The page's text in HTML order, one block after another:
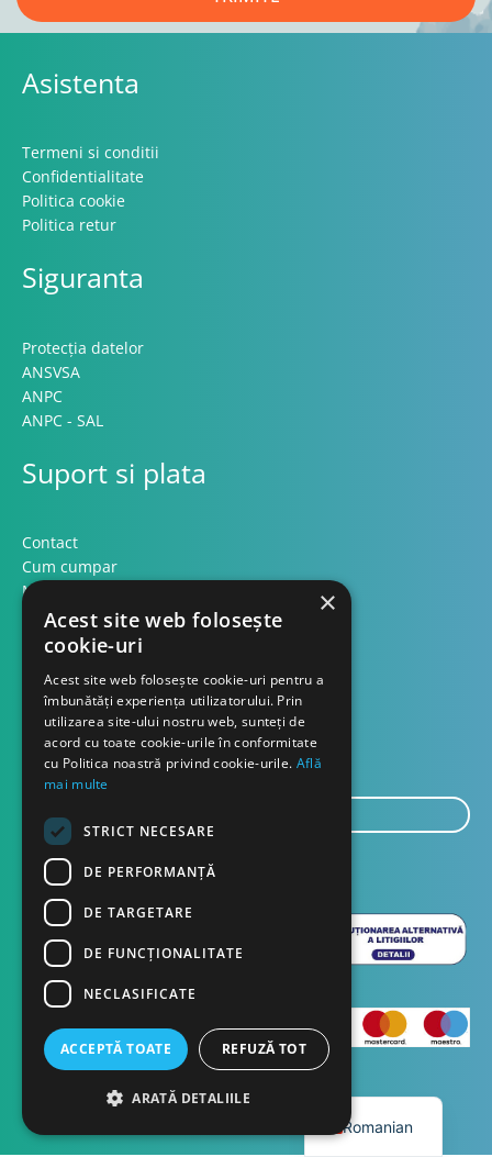
Asistenta
Termeni si conditii
Confidentialitate
Politica cookie
Politica retur
Siguranta
Protecția datelor
ANSVSA
ANPC
ANPC - SAL
Suport si plata
Contact
Cum cumpar
Modalitati plata
Formular retur
Contact
Despre noi
Blog
mail...
TRIMITE
Copyright © 2023 Dasco Distribution
Romanian
×
Acest site web folosește
cookie-uri
Acest site web folosește cookie-uri pentru a
îmbunătăți experiența utilizatorului. Prin
utilizarea site-ului nostru web, sunteți de
acord cu toate cookie-urile în conformitate
cu Politica noastră privind cookie-urile. Află
mai multe
STRICT NECESARE
DE PERFORMANȚĂ
DE TARGETARE
DE FUNCŢIONALITATE
NECLASIFICATE
ACCEPTĂ TOATE REFUZĂ TOT
ARATĂ DETALIILE